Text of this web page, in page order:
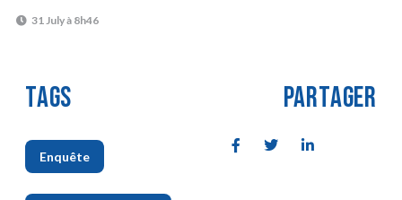
31 July à 8h46
TAGS
Enquête
,
PARTAGER